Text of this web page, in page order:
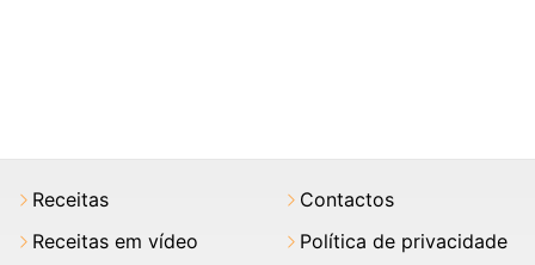
Receitas
Receitas em vídeo
Contactos
Política de privacidade